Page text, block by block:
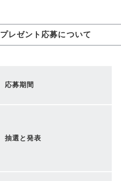
プレゼント応募について
応募期間
抽選と発表